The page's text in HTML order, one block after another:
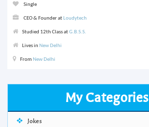
Single
CEO & Founder at Loudytech
Studied 12th Class atG.B.S.S.
Lives in New Delhi
From New Delhi
My Categories
Jokes